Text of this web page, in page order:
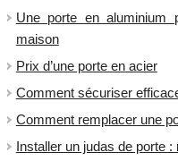
Une porte en aluminium
maison
Prix d’une porte en acier
Comment sécuriser
Comment remplacer une
Installer un judas de porte :